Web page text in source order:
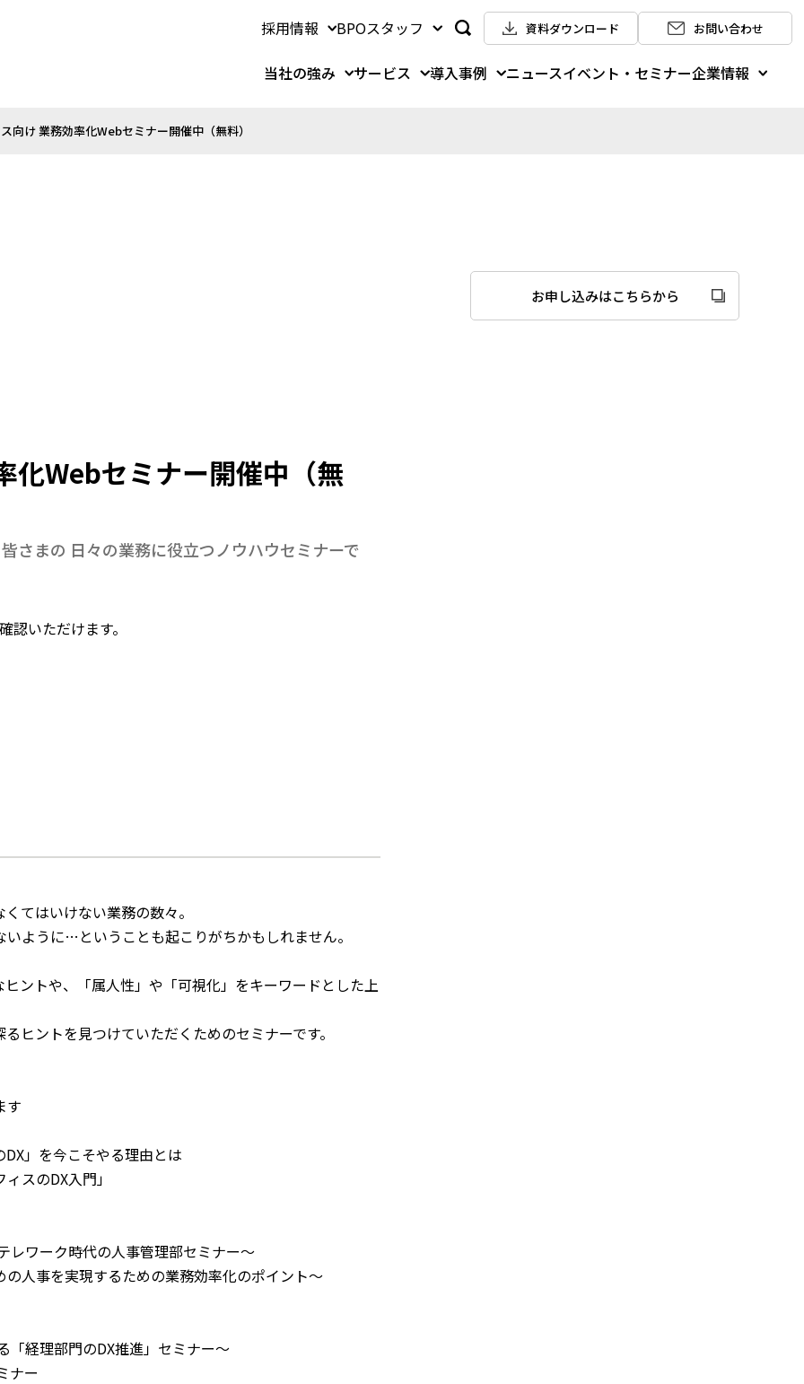
採用情報 BPOスタッフ 資料ダウンロード お問い合わせ
当社の強み サービス 導入事例 ニュースイベント・セミナー企業情報
向け 業務効率化Webセミナー開催中（無料）
化Webセミナー開催中（無
さまの 日々の業務に役立つノウハウセミナーで
認いただけます。
てはいけない業務の数々。
ように…ということも起こりがちかもしれません。
ントや、「属人性」や「可視化」をキーワードとした上
ヒントを見つけていただくためのセミナーです。
す
」を今こそやる理由とは
スのDX入門」
レワーク時代の人事管理部セミナー～
人事を実現するための業務効率化のポイント～
「経理部門のDX推進」セミナー～
ナー
お申し込みはこちらから